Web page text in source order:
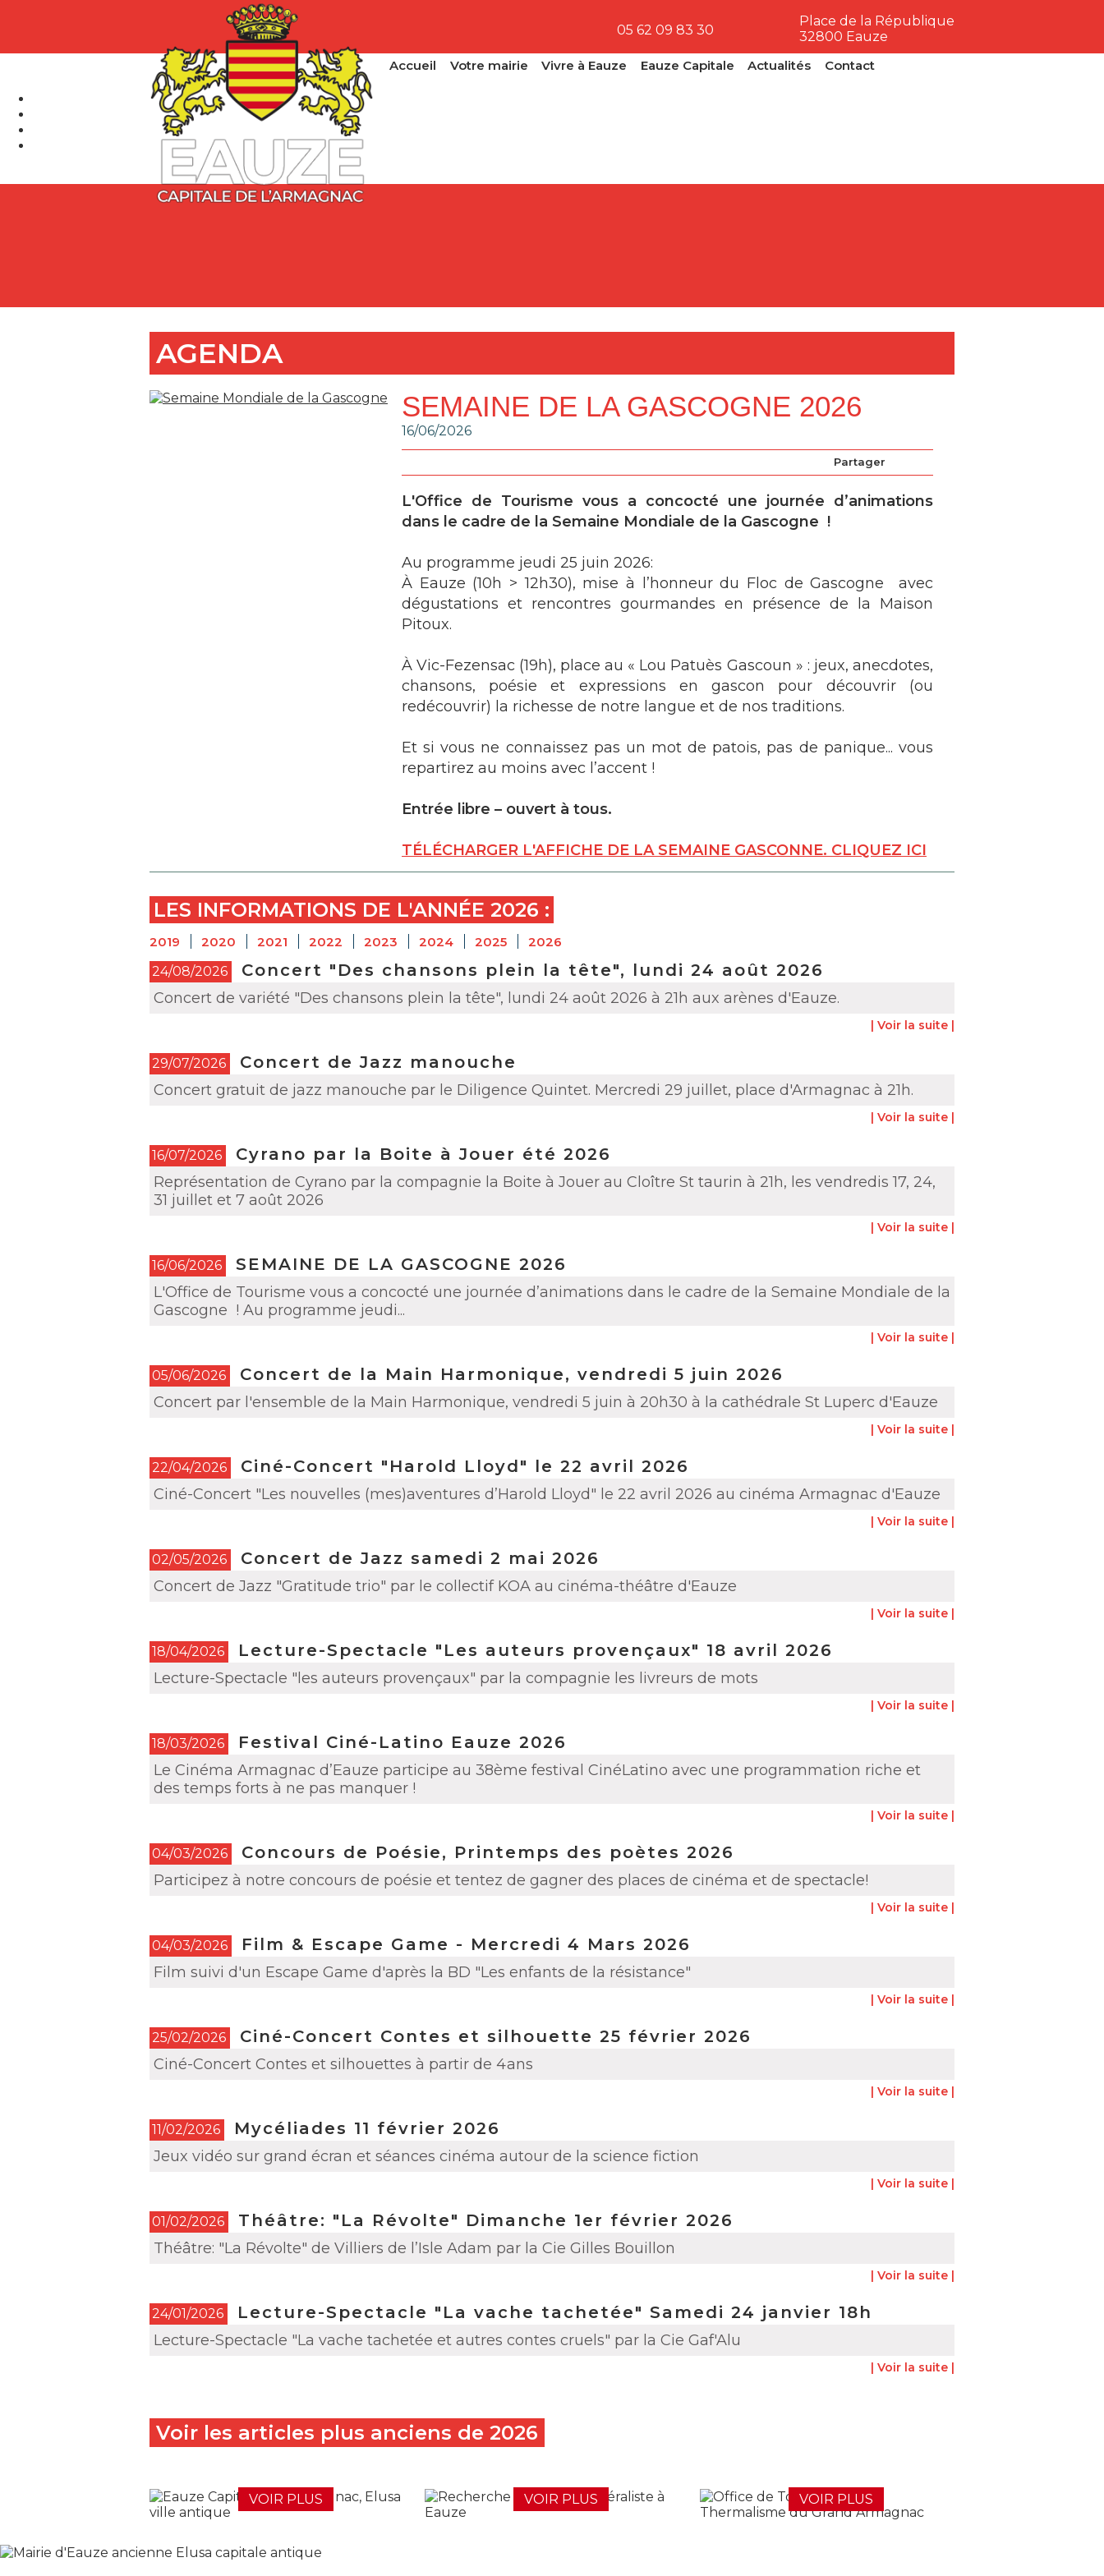
05 62 09 83 30
Place de la République
32800 Eauze
Accueil
Votre mairie Vivre à Eauze Eauze Capitale Actualités Contact
AGENDA
SEMAINE DE LA GASCOGNE 2026
16/06/2026
Partager
L'Office de Tourisme vous a concocté une journée d’animations
dans le cadre de la Semaine Mondiale de la Gascogne !
Au programme jeudi 25 juin 2026:
À Eauze (10h > 12h30), mise à l’honneur du Floc de Gascogne avec
dégustations et rencontres gourmandes en présence de la Maison
Pitoux.
À Vic-Fezensac (19h), place au « Lou Patuès Gascoun » : jeux, anecdotes,
chansons, poésie et expressions en gascon pour découvrir (ou
redécouvrir) la richesse de notre langue et de nos traditions.
Et si vous ne connaissez pas un mot de patois, pas de panique... vous
repartirez au moins avec l’accent !
Entrée libre – ouvert à tous.
TÉLÉCHARGER L'AFFICHE DE LA SEMAINE GASCONNE. CLIQUEZ ICI
LES INFORMATIONS DE L'ANNÉE 2026 :
2019 2020 2021 2022 2023 2024 2025
2026
24/08/2026
Concert "Des chansons plein la tête", lundi 24 août 2026
Concert de variété "Des chansons plein la tête", lundi 24 août 2026 à 21h aux arènes d'Eauze.
| Voir la suite |
29/07/2026 Concert de Jazz manouche
Concert gratuit de jazz manouche par le Diligence Quintet. Mercredi 29 juillet, place d'Armagnac à 21h.
| Voir la suite |
16/07/2026 Cyrano par la Boite à Jouer été 2026
Représentation de Cyrano par la compagnie la Boite à Jouer au Cloître St taurin à 21h, les vendredis 17, 24,
31 juillet et 7 août 2026
| Voir la suite |
16/06/2026 SEMAINE DE LA GASCOGNE 2026
L'Office de Tourisme vous a concocté une journée d’animations dans le cadre de la Semaine Mondiale de la
Gascogne ! Au programme jeudi...
| Voir la suite |
05/06/2026 Concert de la Main Harmonique, vendredi 5 juin 2026
Concert par l'ensemble de la Main Harmonique, vendredi 5 juin à 20h30 à la cathédrale St Luperc d'Eauze
| Voir la suite |
22/04/2026 Ciné-Concert "Harold Lloyd" le 22 avril 2026
Ciné-Concert "Les nouvelles (mes)aventures d’Harold Lloyd" le 22 avril 2026 au cinéma Armagnac d'Eauze
| Voir la suite |
02/05/2026 Concert de Jazz samedi 2 mai 2026
Concert de Jazz "Gratitude trio" par le collectif KOA au cinéma-théâtre d'Eauze
| Voir la suite |
18/04/2026 Lecture-Spectacle "Les auteurs provençaux" 18 avril 2026
Lecture-Spectacle "les auteurs provençaux" par la compagnie les livreurs de mots
| Voir la suite |
18/03/2026 Festival Ciné-Latino Eauze 2026
Le Cinéma Armagnac d’Eauze participe au 38ème festival CinéLatino avec une programmation riche et
des temps forts à ne pas manquer !
| Voir la suite |
04/03/2026 Concours de Poésie, Printemps des poètes 2026
Participez à notre concours de poésie et tentez de gagner des places de cinéma et de spectacle!
| Voir la suite |
04/03/2026 Film & Escape Game - Mercredi 4 Mars 2026
Film suivi d'un Escape Game d'après la BD "Les enfants de la résistance"
| Voir la suite |
25/02/2026 Ciné-Concert Contes et silhouette 25 février 2026
Ciné-Concert Contes et silhouettes à partir de 4ans
| Voir la suite |
11/02/2026 Mycéliades 11 février 2026
Jeux vidéo sur grand écran et séances cinéma autour de la science fiction
| Voir la suite |
01/02/2026 Théâtre: "La Révolte" Dimanche 1er février 2026
Théâtre: "La Révolte" de Villiers de l’Isle Adam par la Cie Gilles Bouillon
| Voir la suite |
24/01/2026 Lecture-Spectacle "La vache tachetée" Samedi 24 janvier 18h
Lecture-Spectacle "La vache tachetée et autres contes cruels" par la Cie Gaf'Alu
| Voir la suite |
Voir les articles plus anciens de 2026
VOIR PLUS VOIR PLUS VOIR PLUS